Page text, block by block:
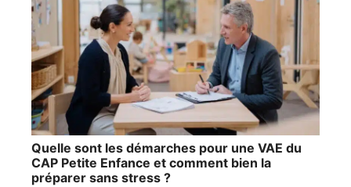
Quelle sont les démarches pour une VAE du
CAP Petite Enfance et comment bien la
préparer sans stress ?